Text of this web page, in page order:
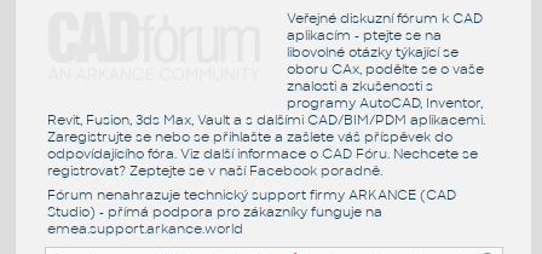
Veřejné diskuzní fórum k CAD
aplikacím - ptejte se na
libovolné otázky týkající se
oboru CAx, podělte se o vaše
znalosti a zkušenosti s
programy AutoCAD, Inventor,
Revit, Fusion, 3ds Max, Vault a s dalšími CAD/BIM/PDM aplikacemi.
Zaregistrujte se nebo se přihlašte a zašlete váš příspěvek do
odpovídajícího fóra. Viz další informace o CAD Fóru. Nechcete se
registrovat? Zeptejte se v naší Facebook poradně.
Fórum nenahrazuje technický support firmy ARKANCE (CAD
Studio) - přímá podpora pro zákazníky funguje na
emea.support.arkance.world